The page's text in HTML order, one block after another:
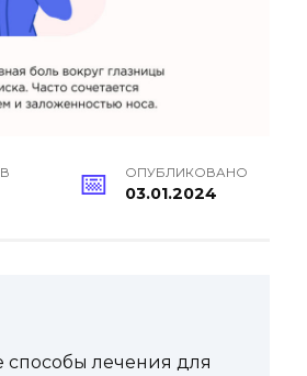
ОПУБЛИКОВАНО
03.01.2024
лечения для